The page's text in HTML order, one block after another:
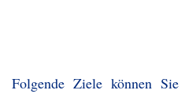
Folgende Ziele können